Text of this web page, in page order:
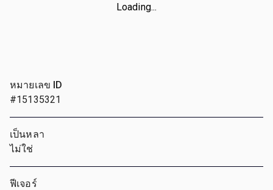
Loading...
หมายเลข ID
#15135321
เป็นหลา
ไม่ใช่
ฟีเจอร์